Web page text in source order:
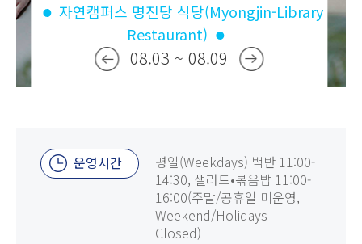
자연캠퍼스 명진당 식당(Myongjin-Library
Restaurant)
08.03 ~ 08.09
운영시간
평일(Weekdays) 백반 11:00-
14:30, 샐러드•볶음밥 11:00-
16:00(주말/공휴일 미운영,
Weekend/Holidays
Closed)